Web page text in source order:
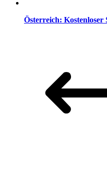
Österreich: Kostenloser